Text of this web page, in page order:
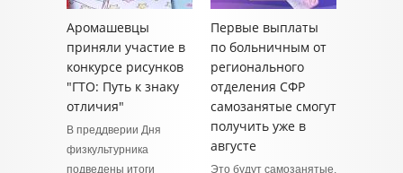
Аромашевцы
приняли участие в
конкурсе рисунков
"ГТО: Путь к знаку
отличия"
В преддверии Дня
физкультурника
подведены итоги
Первые выплаты
по больничным от
регионального
отделения СФР
самозанятые смогут
получить уже в
августе
Это будут самозанятые,